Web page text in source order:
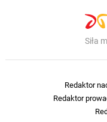
Siła
Redaktor
Redaktor